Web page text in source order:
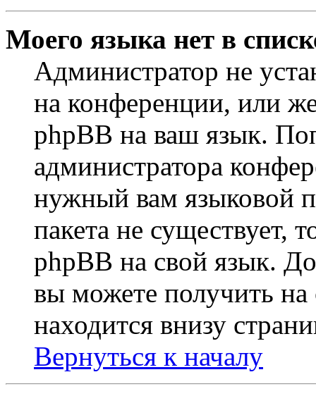
Моего языка нет в
Администратор не
на конференции, или
phpBB на ваш язык.
администратора
нужный вам языковой
пакета не существует,
phpBB на свой язык.
вы можете получить на
находится внизу
Вернуться к началу